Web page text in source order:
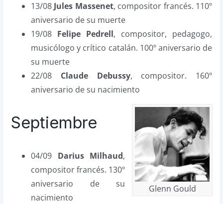
13/08 Jules Massenet, compositor francés. 110º
aniversario de su muerte
19/08 Felipe Pedrell, compositor, pedagogo,
musicólogo y crítico catalán. 100º aniversario de
su muerte
22/08 Claude Debussy, compositor. 160º
aniversario de su nacimiento
Glenn Gould
Septiembre
04/09 Darius Milhaud,
compositor francés. 130º
aniversario de su
nacimiento